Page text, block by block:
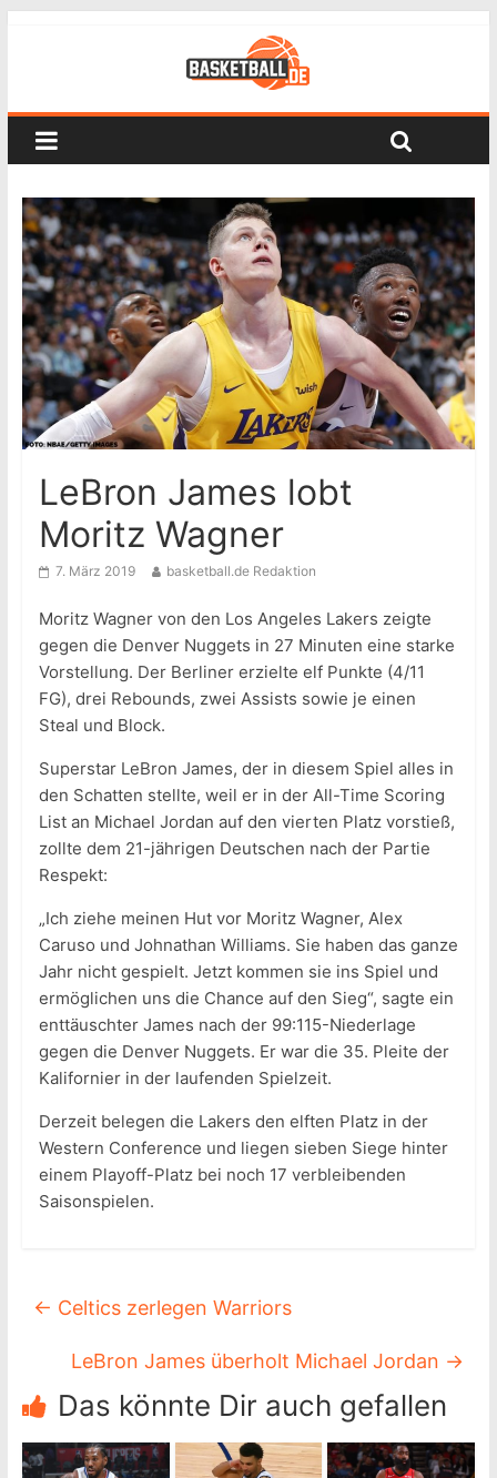
LeBron James lobt
Moritz Wagner
7. März 2019 basketball.de Redaktion
Moritz Wagner von den Los Angeles Lakers zeigte
gegen die Denver Nuggets in 27 Minuten eine starke
Vorstellung. Der Berliner erzielte elf Punkte (4/11
FG), drei Rebounds, zwei Assists sowie je einen
Steal und Block.
Superstar LeBron James, der in diesem Spiel alles in
den Schatten stellte, weil er in der All-Time Scoring
List an Michael Jordan auf den vierten Platz vorstieß,
zollte dem 21-jährigen Deutschen nach der Partie
Respekt:
„Ich ziehe meinen Hut vor Moritz Wagner, Alex
Caruso und Johnathan Williams. Sie haben das ganze
Jahr nicht gespielt. Jetzt kommen sie ins Spiel und
ermöglichen uns die Chance auf den Sieg“, sagte ein
enttäuschter James nach der 99:115-Niederlage
gegen die Denver Nuggets. Er war die 35. Pleite der
Kalifornier in der laufenden Spielzeit.
Derzeit belegen die Lakers den elften Platz in der
Western Conference und liegen sieben Siege hinter
einem Playoff-Platz bei noch 17 verbleibenden
Saisonspielen.
← Celtics zerlegen Warriors
LeBron James überholt Michael Jordan →
Das könnte Dir auch gefallen